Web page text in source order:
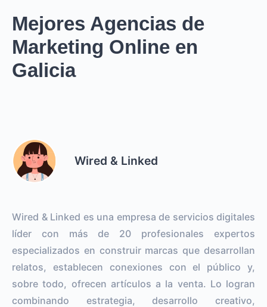
Mejores Agencias de
Marketing Online en
Galicia
Wired & Linked
Wired & Linked es una empresa de servicios digitales
líder con más de 20 profesionales expertos
especializados en construir marcas que desarrollan
relatos, establecen conexiones con el público y,
sobre todo, ofrecen artículos a la venta. Lo logran
combinando estrategia, desarrollo creativo,